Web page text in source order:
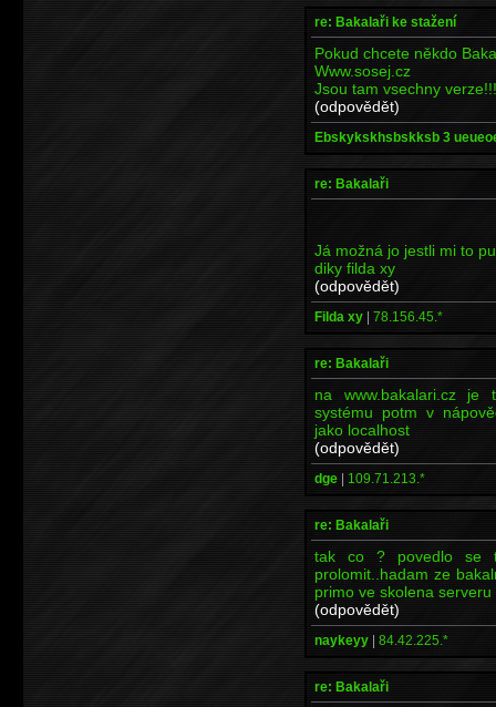
re: Bakalaři ke stažení
Pokud chcete někdo
Www.sosej.cz
Jsou tam vsechny verze!!!
(odpovědět)
Ebskykskhsbskksb 3
re: Bakalaři
Já možná jo jestli mi to
diky filda xy
(odpovědět)
Filda xy | 78.156.45.*
re: Bakalaři
na www.bakalari.cz je
systému potm v
jako localhost
(odpovědět)
dge | 109.71.213.*
re: Bakalaři
tak co ? povedlo se
prolomit..hadam ze
primo ve skolena
(odpovědět)
naykeyy | 84.42.225.*
re: Bakalaři